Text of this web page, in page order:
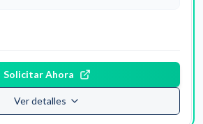
Solicitar Ahora
Ver detalles